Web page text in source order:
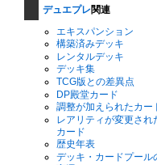
デュエプレ関連
エキスパンション
構築済みデッキ
レンタルデッキ
デッキ集
TCG版との差異点
DP殿堂カード
調整が加えられたカー
レアリティが変更され
カード
歴史年表
デッキ・カードプール